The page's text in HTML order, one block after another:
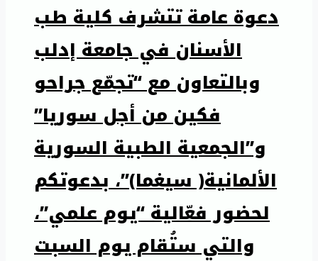
دعوة عامة تتشرف كلية طب
الأسنان في جامعة إدلب
وبالتعاون مع “تجمّع جراحو
فكين من أجل سوريا”
و”الجمعية الطبية السورية
الألمانية( سيغما)”، بدعوتكم
لحضور فعّالية “يوم علمي”،
والتي ستُقام يوم السبت